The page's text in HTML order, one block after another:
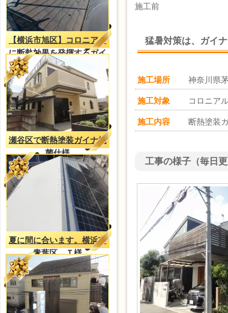
【横浜市旭区】コロニアル
に断熱効果を発揮するガイ
ナ塗装
瀬谷区で断熱塗装ガイナ抗
菌仕様
夏に間に合います。横浜市
青葉区 Ｔ様
施工前
猛暑対策は、ガイ
施工場所 神奈川県
施工対象 コロニア
施工内容 断熱塗装
工事の様子（毎日